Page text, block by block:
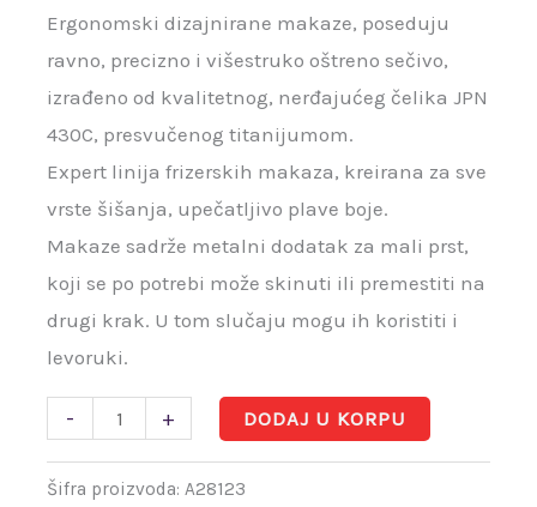
Ergonomski dizajnirane makaze, poseduju
ravno, precizno i višestruko oštreno sečivo,
izrađeno od kvalitetnog, nerđajućeg čelika JPN
430C, presvučenog titanijumom.
Expert linija frizerskih makaza, kreirana za sve
vrste šišanja, upečatljivo plave boje.
Makaze sadrže metalni dodatak za mali prst,
koji se po potrebi može skinuti ili premestiti na
drugi krak. U tom slučaju mogu ih koristiti i
levoruki.
- + DODAJ U KORPU
Šifra proizvoda:A28123